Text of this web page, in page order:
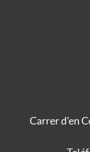
Carrer d'en